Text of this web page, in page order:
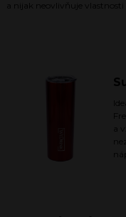
a nijak neovlivňuje vlastnosti
a